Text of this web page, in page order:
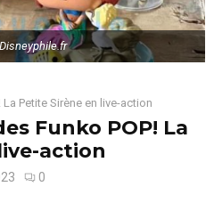
Petite Sirène en live-action
Funko POP! La
action
0